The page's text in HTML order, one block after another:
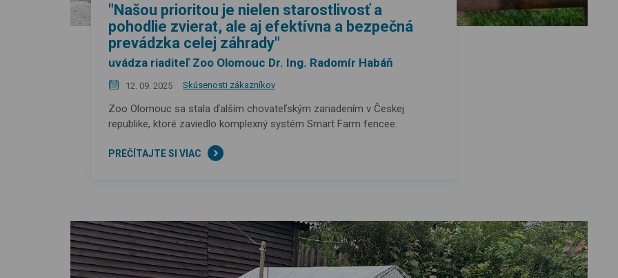
"Našou prioritou je nielen starostlivosť a
pohodlie zvierat, ale aj efektívna a bezpečná
prevádzka celej záhrady"
uvádza riaditeľ Zoo Olomouc Dr. Ing. Radomír Habáň
12. 09. 2025 Skúsenosti zákazníkov
Zoo Olomouc sa stala ďalším chovateľským zariadením v Českej
republike, ktoré zaviedlo komplexný systém Smart Farm fencee.
PREČÍTAJTE SI VIAC